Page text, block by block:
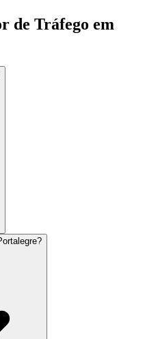
de Tráfego em